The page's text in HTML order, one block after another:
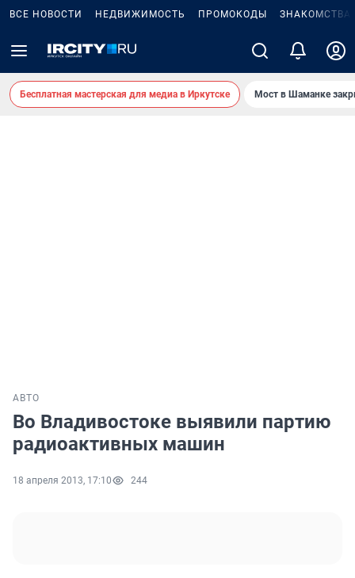
ВСЕ НОВОСТИ НЕДВИЖИМОСТЬ ПРОМОКОДЫ ЗНАКОМСТВА
Бесплатная мастерская для медиа в Иркутске Мост в Шаманке
АВТО
Во Владивостоке выявили партию
радиоактивных машин
18 апреля 2013, 17:10 244